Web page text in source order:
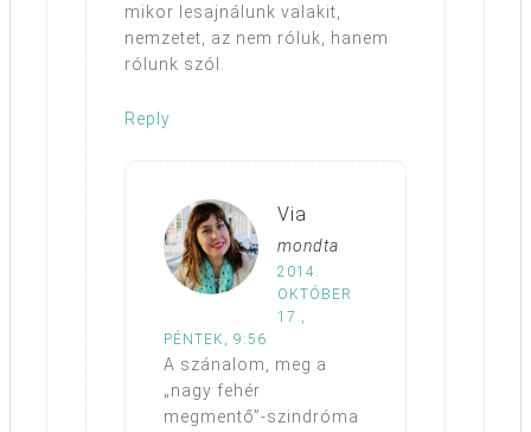
mikor lesajnálunk valakit,
nemzetet, az nem róluk, hanem
rólunk szól.
Reply
Via
mondta
2014.
OKTÓBER
17.,
PÉNTEK, 9:56
A szánalom, meg a
„nagy fehér
megmentő”-szindróma